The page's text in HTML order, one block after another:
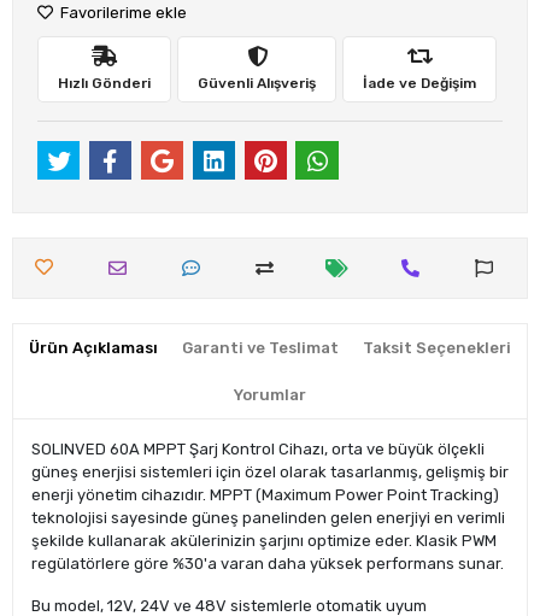
Favorilerime ekle
Hızlı Gönderi Güvenli Alışveriş İade ve Değişim
Ürün Açıklaması Garanti ve Teslimat Taksit Seçenekleri
Yorumlar
SOLINVED 60A MPPT Şarj Kontrol Cihazı, orta ve büyük ölçekli
güneş enerjisi sistemleri için özel olarak tasarlanmış, gelişmiş bir
enerji yönetim cihazıdır. MPPT (Maximum Power Point Tracking)
teknolojisi sayesinde güneş panelinden gelen enerjiyi en verimli
şekilde kullanarak akülerinizin şarjını optimize eder. Klasik PWM
regülatörlere göre %30'a varan daha yüksek performans sunar.
Bu model, 12V, 24V ve 48V sistemlerle otomatik uyum